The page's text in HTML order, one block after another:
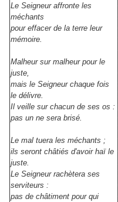
Le Seigneur affronte les
méchants
pour effacer de la terre leur
mémoire.
Malheur sur malheur pour le
juste,
mais le Seigneur chaque fois
le délivre.
Il veille sur chacun de ses os :
pas un ne sera brisé.
Le mal tuera les méchants ;
ils seront châtiés d'avoir haï le
juste.
Le Seigneur rachètera ses
serviteurs :
pas de châtiment pour qui